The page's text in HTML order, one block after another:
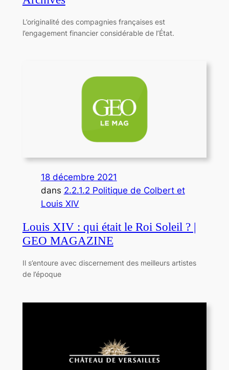
L’originalité des compagnies françaises est
l’engagement financier considérable de l’État.
18 décembre 2021
dans 2.2.1.2 Politique de Colbert et
Louis XIV
Louis XIV : qui était le Roi Soleil ? |
GEO MAGAZINE
Il s’entoure avec discernement des meilleurs artistes
de l’époque